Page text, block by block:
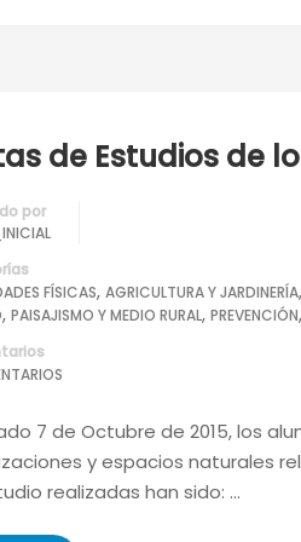
de Estudios de
por
FÍSICAS, AGRICULTURA Y JARDINERÍA,
, PAISAJISMO Y MEDIO RURAL, PREVENCIÓN,
7 de Octubre de 2015, los
y espacios naturales
realizadas han sido: …